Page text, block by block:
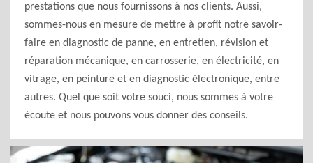
prestations que nous fournissons à nos clients. Aussi,
sommes-nous en mesure de mettre à profit notre savoir-
faire en diagnostic de panne, en entretien, révision et
réparation mécanique, en carrosserie, en électricité, en
vitrage, en peinture et en diagnostic électronique, entre
autres. Quel que soit votre souci, nous sommes à votre
écoute et nous pouvons vous donner des conseils.